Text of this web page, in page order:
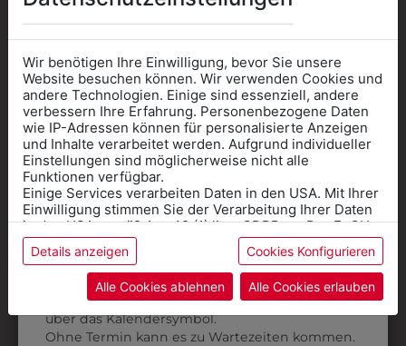
3003T001
T-SHIRT
3003T620
T-SHIRT
Wir benötigen Ihre Einwilligung, bevor Sie unsere
Website besuchen können. Wir verwenden Cookies und
andere Technologien. Einige sind essenziell, andere
verbessern Ihre Erfahrung. Personenbezogene Daten
wie IP-Adressen können für personalisierte Anzeigen
und Inhalte verarbeitet werden. Aufgrund individueller
Einstellungen sind möglicherweise nicht alle
Funktionen verfügbar.
Einige Services verarbeiten Daten in den USA. Mit Ihrer
Einwilligung stimmen Sie der Verarbeitung Ihrer Daten
in den USA gemäß Art. 49 (1) lit. a GDPR zu. Der EuGH
stuft die USA als Land mit unzureichendem Datenschutz
ein, und es besteht das Risiko, dass US-Behörden
Daten ohne Klagemöglichkeit für Europäer überwachen.
Datenschutzerklärungbzw. im
Details anzeigen Cookies Konfigurieren
Alle Cookies ablehnen Alle Cookies erlauben
Informationen wenn Sie
Kleidung
für die SCHULE
benötigen
Online Shop: Klick auf SCHULE in der
Kategorie und die richtige Schule auswählen.
AnprobeVorort im Geschäft: Termin buchen
über das Kalendersymbol.
Ohne Termin kann es zu Wartezeiten kommen.